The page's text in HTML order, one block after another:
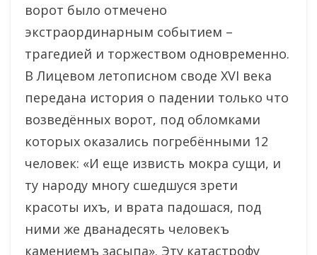
ворот было отмечено
экстраординарным событием –
трагедией и торжеством одновременно.
В Лицевом летописном своде XVI века
передана история о падении только что
возведённых ворот, под обломками
которых оказались погребёнными 12
человек: «И еще извисть мокра сущи, и
ту народу многу сшедшуся зрети
красоты ихъ, и врата падошася, под
ними же дванадесять человекъ
камениемъ засыпа». Эту катастрофу